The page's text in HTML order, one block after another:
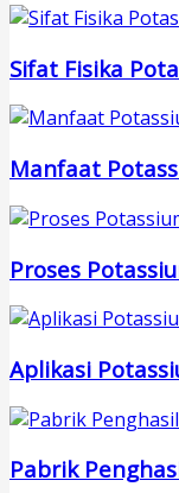
Sifat Fisika
Manfaat
Proses
Aplikasi
Pabrik